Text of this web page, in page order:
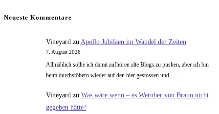
ein
Neueste Kommentare
Vineyardzu Apollo Jubiläen im Wandel der Zeiten
7. August 2026
Allmählich sollte ich damit aufhören alte Blogs zu pushen, aber ich bin
beim durchstöbern wieder auf den hier gestossen und..…
Vineyard zu Was wäre wenn – es Wernher von Braun nicht
gegeben hätte?